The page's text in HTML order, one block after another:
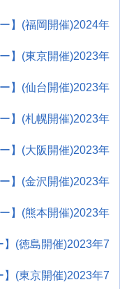
】(福岡開催)2024年
】(東京開催)2023年
】(仙台開催)2023年
】(札幌開催)2023年
】(大阪開催)2023年
】(金沢開催)2023年
】(熊本開催)2023年
】(徳島開催)2023年7
】(東京開催)2023年7